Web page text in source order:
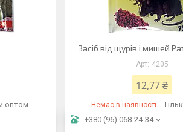
оптом
Засіб від щурів і мишей
4205
12,77 ₴
Немає в наявності
+380 (96) 068-24-34